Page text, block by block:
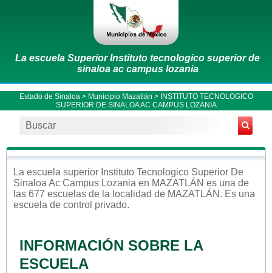
La escuela Superior Instituto tecnologico superior de
sinaloa ac campus lozania
Estado de Sinaloa > Municipio Mazatlán > INSTITUTO TECNOLOGICO
SUPERIOR DE SINALOA AC CAMPUS LOZANIA
La escuela superior Instituto Tecnologico Superior De
Sinaloa Ac Campus Lozania en MAZATLÁN es una de
las 677 escuelas de la localidad de MAZATLÁN . Es una
escuela de control privado.
INFORMACIÓN SOBRE LA
ESCUELA